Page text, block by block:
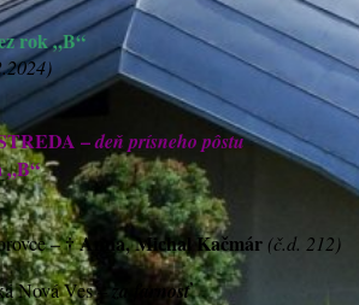
rok „B“
–deň prísneho pôstu
„B“
–†Anna, Michal Kačmár (č.d. 212)
Nová Ves –za farnosť